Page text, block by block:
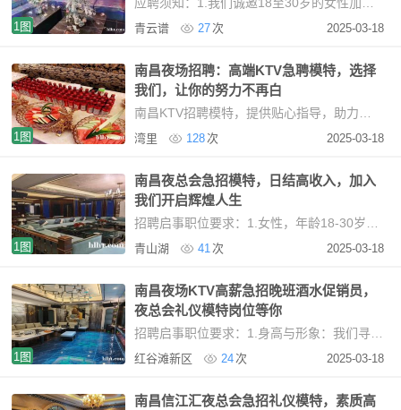
1图 青云谱 27次 2025-03-18
1图
南昌夜场招聘：高端KTV急聘模特，选择
我们，让你的努力不再白
湾里 128次 2025-03-18
1图
南昌夜总会急招模特，日结高收入，加入
我们开启辉煌人生
青山湖 41次 2025-03-18
1图
南昌夜场KTV高薪急招晚班酒水促销员，
夜总会礼仪模特岗位等你
招聘启事职位要求：1.身高与形象：我们寻找的女士需净身高160cm以上，形象好、气质佳，五官端
红谷滩新区 24次 2025-03-18
南昌信江汇夜总会急招礼仪模特，素质高